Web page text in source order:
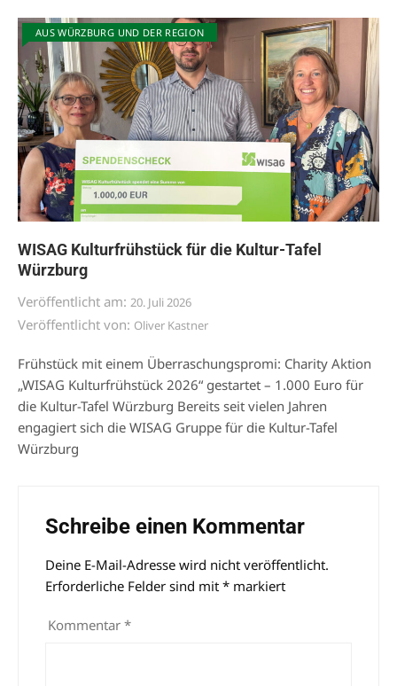
AUS WÜRZBURG UND DER REGION
WISAG Kulturfrühstück für die Kultur-Tafel
Würzburg
Veröffentlicht am: 20. Juli 2026
Veröffentlicht von: Oliver Kastner
Frühstück mit einem Überraschungspromi: Charity Aktion
„WISAG Kulturfrühstück 2026“ gestartet – 1.000 Euro für
die Kultur-Tafel Würzburg Bereits seit vielen Jahren
engagiert sich die WISAG Gruppe für die Kultur-Tafel
Würzburg
Schreibe einen Kommentar
Deine E-Mail-Adresse wird nicht veröffentlicht.
Erforderliche Felder sind mit * markiert
Kommentar *
Alternative: